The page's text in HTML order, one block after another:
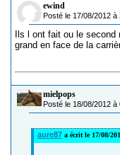
ewind
Posté le 17/08/2012 à
Ils l ont fait ou le
grand en face de la
mielpops
Posté le 18/08/2012 à
aure87 a écrit le 17/08/